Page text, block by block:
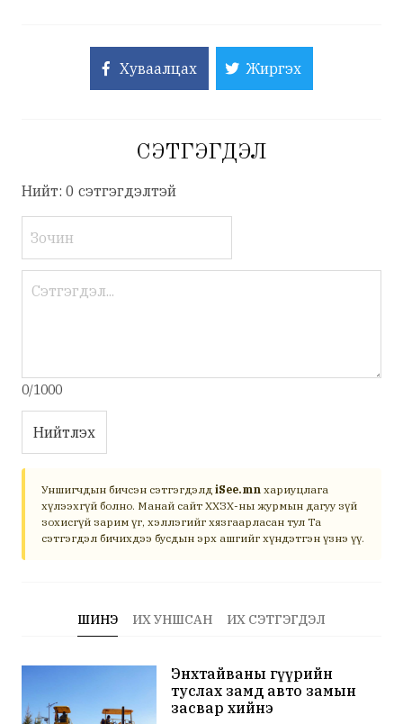
Хуваалцах Жиргэх
СЭТГЭГДЭЛ
Нийт: 0 сэтгэгдэлтэй
0/1000
Нийтлэх
Уншигчдын бичсэн сэтгэгдэлд iSee.mn хариуцлага
хүлээхгүй болно. Манай сайт ХХЗХ-ны журмын дагуу зүй
зохисгүй зарим үг, хэллэгийг хязгаарласан тул Та
сэтгэгдэл бичихдээ бусдын эрх ашгийг хүндэтгэн үзнэ үү.
ШИНЭ ИХ УНШСАН ИХ СЭТГЭГДЭЛ
Энхтайваны гүүрийн
туслах замд авто замын
засвар хийнэ